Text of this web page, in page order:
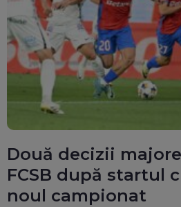
Două decizii
FCSB după startul
noul campionat